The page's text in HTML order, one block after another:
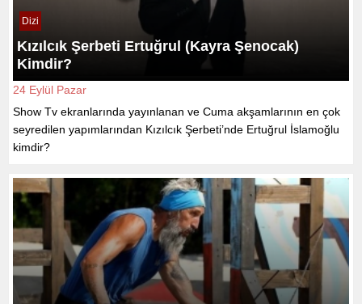
Dizi
Kızılcık Şerbeti Ertuğrul (Kayra Şenocak)
Kimdir?
24 Eylül Pazar
Show Tv ekranlarında yayınlanan ve Cuma akşamlarının en çok
seyredilen yapımlarından Kızılcık Şerbeti’nde Ertuğrul İslamoğlu
kimdir?